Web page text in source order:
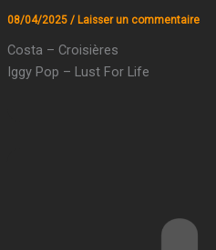
08/04/2025 / Laisser un commentaire
Costa – Croisières
Iggy Pop – Lust For Life